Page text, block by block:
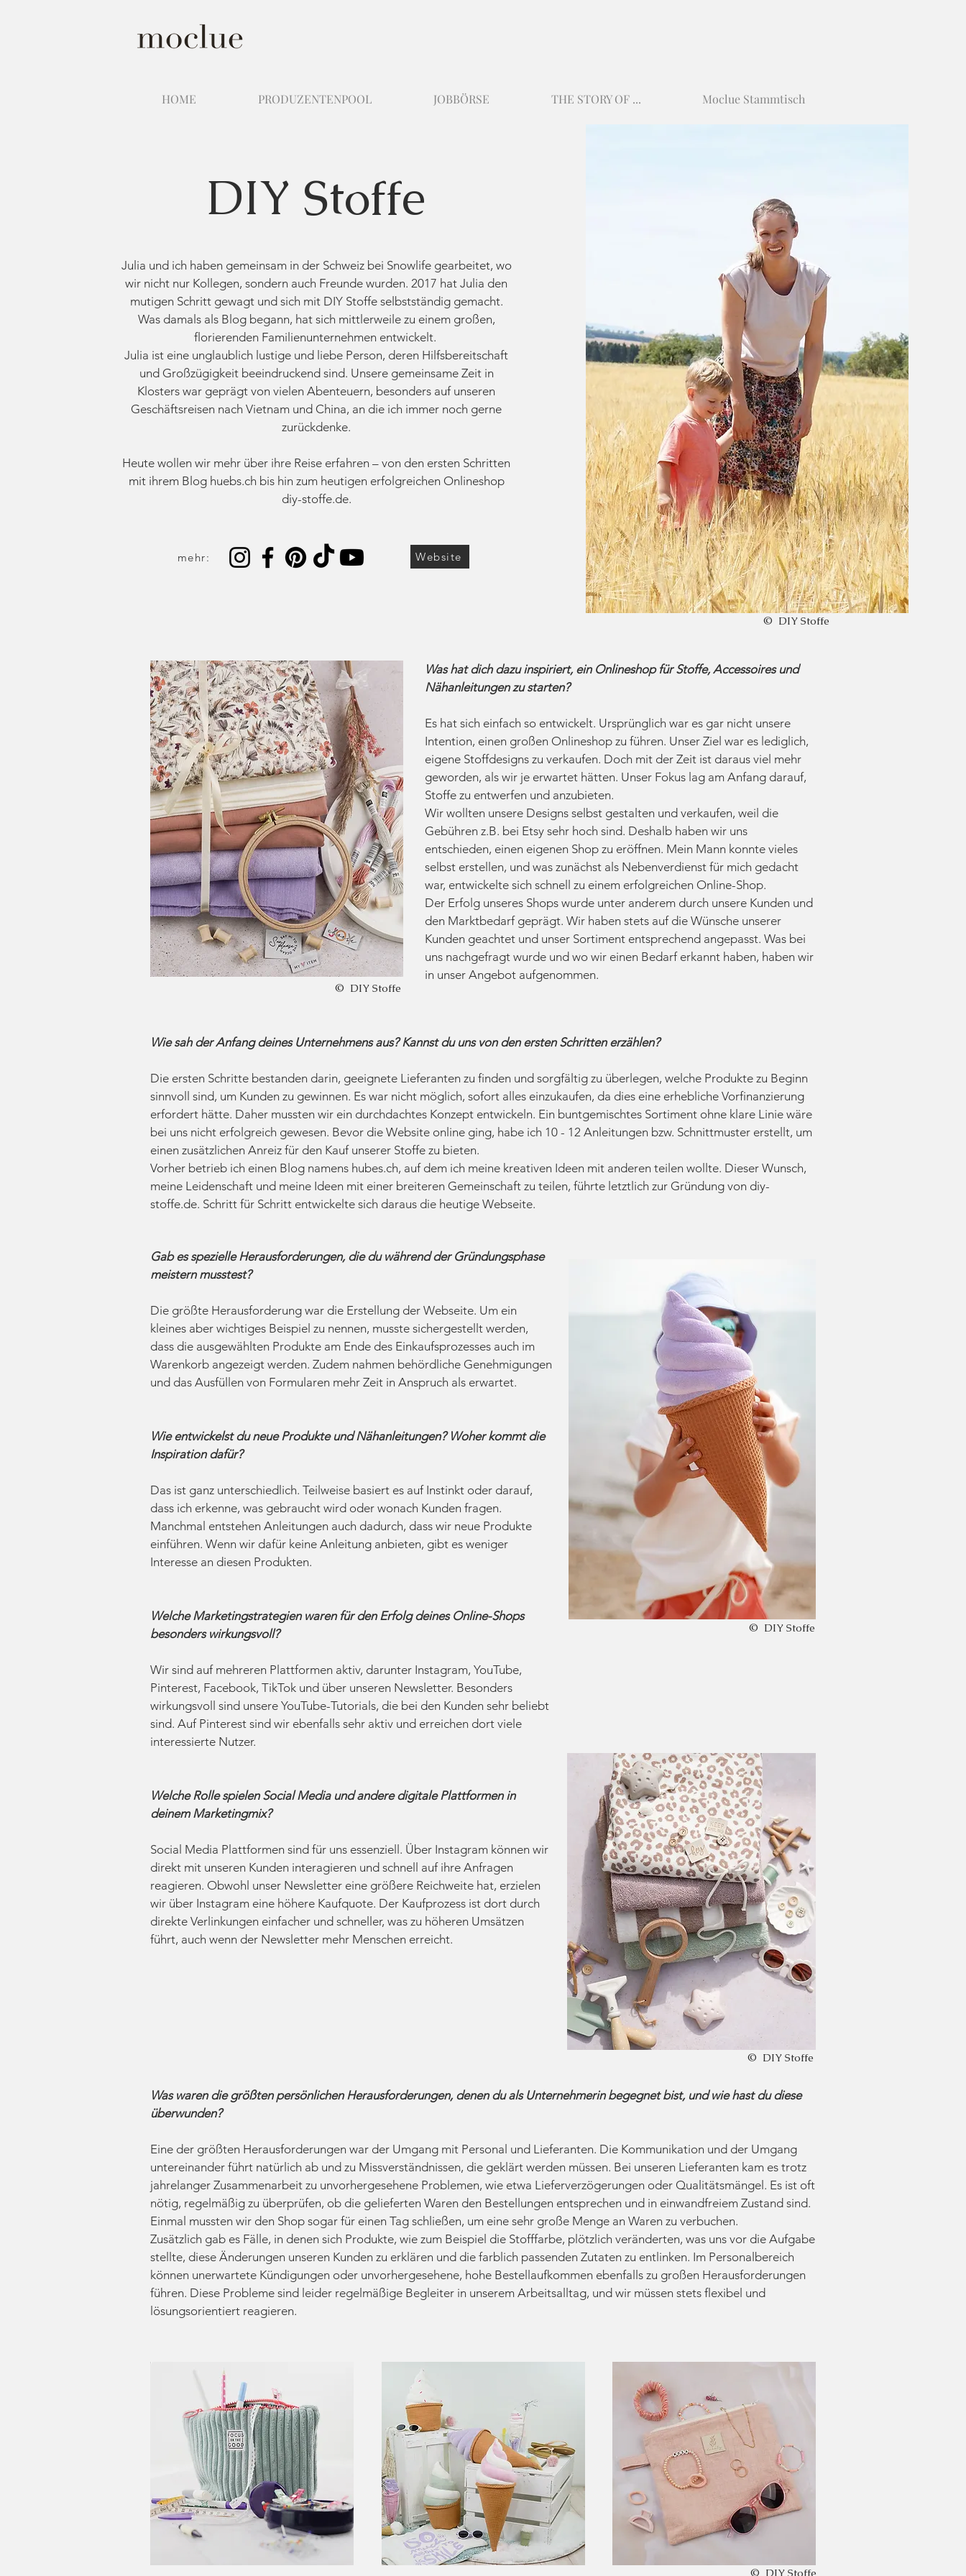
HOME PRODUZENTENPOOL JOBBÖRSE THE STORY OF ... Moclue Stammtisch
DIY Stoffe
​Julia und ich haben gemeinsam in der Schweiz bei Snowlife gearbeitet, wo
wir nicht nur Kollegen, sondern auch Freunde wurden. 2017 hat Julia den
mutigen Schritt gewagt und sich mit DIY Stoffe selbstständig gemacht.
Was damals als Blog begann, hat sich mittlerweile zu einem großen,
florierenden Familienunternehmen entwickelt.
Julia ist eine unglaublich lustige und liebe Person, deren Hilfsbereitschaft
und Großzügigkeit beeindruckend sind. Unsere gemeinsame Zeit in
Klosters war geprägt von vielen Abenteuern, besonders auf unseren
Geschäftsreisen nach Vietnam und China, an die ich immer noch gerne
zurückdenke.
Heute wollen wir mehr über ihre Reise erfahren – von den ersten Schritten
mit ihrem Blog huebs.ch bis hin zum heutigen erfolgreichen Onlineshop
diy-stoffe.de.
mehr: Website
© DIY Stoffe
© DIY Stoffe
Was hat dich dazu inspiriert, ein Onlineshop für Stoffe, Accessoires und
Nähanleitungen zu starten?
Es hat sich einfach so entwickelt. Ursprünglich war es gar nicht unsere
Intention, einen großen Onlineshop zu führen. Unser Ziel war es lediglich,
eigene Stoffdesigns zu verkaufen. Doch mit der Zeit ist daraus viel mehr
geworden, als wir je erwartet hätten. Unser Fokus lag am Anfang darauf,
Stoffe zu entwerfen und anzubieten.
Wir wollten unsere Designs selbst gestalten und verkaufen, weil die
Gebühren z.B. bei Etsy sehr hoch sind. Deshalb haben wir uns
entschieden, einen eigenen Shop zu eröffnen. Mein Mann konnte vieles
selbst erstellen, und was zunächst als Nebenverdienst für mich gedacht
war, entwickelte sich schnell zu einem erfolgreichen Online-Shop.
Der Erfolg unseres Shops wurde unter anderem durch unsere Kunden und
den Marktbedarf geprägt. Wir haben stets auf die Wünsche unserer
Kunden geachtet und unser Sortiment entsprechend angepasst. Was bei
uns nachgefragt wurde und wo wir einen Bedarf erkannt haben, haben wir
in unser Angebot aufgenommen.
Wie sah der Anfang deines Unternehmens aus? Kannst du uns von den ersten Schritten erzählen?
Die ersten Schritte bestanden darin, geeignete Lieferanten zu finden und sorgfältig zu überlegen, welche Produkte zu Beginn
sinnvoll sind, um Kunden zu gewinnen. Es war nicht möglich, sofort alles einzukaufen, da dies eine erhebliche Vorfinanzierung
erfordert hätte. Daher mussten wir ein durchdachtes Konzept entwickeln. Ein buntgemischtes Sortiment ohne klare Linie wäre
bei uns nicht erfolgreich gewesen. Bevor die Website online ging, habe ich 10 - 12 Anleitungen bzw. Schnittmuster erstellt, um
einen zusätzlichen Anreiz für den Kauf unserer Stoffe zu bieten.
Vorher betrieb ich einen Blog namens hubes.ch, auf dem ich meine kreativen Ideen mit anderen teilen wollte. Dieser Wunsch,
meine Leidenschaft und meine Ideen mit einer breiteren Gemeinschaft zu teilen, führte letztlich zur Gründung von diy-
stoffe.de. Schritt für Schritt entwickelte sich daraus die heutige Webseite.
Gab es spezielle Herausforderungen, die du während der Gründungsphase
meistern musstest?
Die größte Herausforderung war die Erstellung der Webseite. Um ein
kleines aber wichtiges Beispiel zu nennen, musste sichergestellt werden,
dass die ausgewählten Produkte am Ende des Einkaufsprozesses auch im
Warenkorb angezeigt werden. Zudem nahmen behördliche Genehmigungen
und das Ausfüllen von Formularen mehr Zeit in Anspruch als erwartet.
Wie entwickelst du neue Produkte und Nähanleitungen? Woher kommt die
Inspiration dafür?
Das ist ganz unterschiedlich. Teilweise basiert es auf Instinkt oder darauf,
dass ich erkenne, was gebraucht wird oder wonach Kunden fragen.
Manchmal entstehen Anleitungen auch dadurch, dass wir neue Produkte
einführen. Wenn wir dafür keine Anleitung anbieten, gibt es weniger
Interesse an diesen Produkten.
Welche Marketingstrategien waren für den Erfolg deines Online-Shops
besonders wirkungsvoll?
Wir sind auf mehreren Plattformen aktiv, darunter Instagram, YouTube,
Pinterest, Facebook, TikTok und über unseren Newsletter. Besonders
wirkungsvoll sind unsere YouTube-Tutorials, die bei den Kunden sehr beliebt
sind. Auf Pinterest sind wir ebenfalls sehr aktiv und erreichen dort viele
interessierte Nutzer.
Welche Rolle spielen Social Media und andere digitale Plattformen in
deinem Marketingmix?
Social Media Plattformen sind für uns essenziell. Über Instagram können wir
direkt mit unseren Kunden interagieren und schnell auf ihre Anfragen
reagieren. Obwohl unser Newsletter eine größere Reichweite hat, erzielen
wir über Instagram eine höhere Kaufquote. Der Kaufprozess ist dort durch
direkte Verlinkungen einfacher und schneller, was zu höheren Umsätzen
führt, auch wenn der Newsletter mehr Menschen erreicht.
© DIY Stoffe
© DIY Stoffe
Was waren die größten persönlichen Herausforderungen, denen du als Unternehmerin begegnet bist, und wie hast du diese
überwunden?
Eine der größten Herausforderungen war der Umgang mit Personal und Lieferanten. Die Kommunikation und der Umgang
untereinander führt natürlich ab und zu Missverständnissen, die geklärt werden müssen. Bei unseren Lieferanten kam es trotz
jahrelanger Zusammenarbeit zu unvorhergesehene Problemen, wie etwa Lieferverzögerungen oder Qualitätsmängel. Es ist oft
nötig, regelmäßig zu überprüfen, ob die gelieferten Waren den Bestellungen entsprechen und in einwandfreiem Zustand sind.
Einmal mussten wir den Shop sogar für einen Tag schließen, um eine sehr große Menge an Waren zu verbuchen.
Zusätzlich gab es Fälle, in denen sich Produkte, wie zum Beispiel die Stofffarbe, plötzlich veränderten, was uns vor die Aufgabe
stellte, diese Änderungen unseren Kunden zu erklären und die farblich passenden Zutaten zu entlinken. Im Personalbereich
können unerwartete Kündigungen oder unvorhergesehene, hohe Bestellaufkommen ebenfalls zu großen Herausforderungen
führen. Diese Probleme sind leider regelmäßige Begleiter in unserem Arbeitsalltag, und wir müssen stets flexibel und
lösungsorientiert reagieren.
© DIY Stoffe
© DIY Stoffe